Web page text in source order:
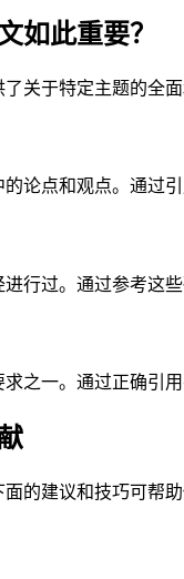
如此重要？
关于特定主题的全
论点和观点。通过
行过。通过参考这
之一。通过正确引
的建议和技巧可帮